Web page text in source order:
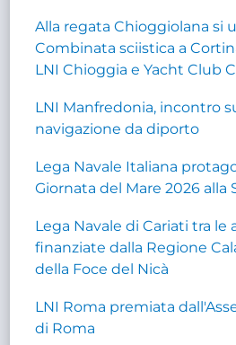
Alla regata Chioggiolana si
Combinata sciistica a
LNI Chioggia e Yacht Club
LNI Manfredonia, incontro
navigazione da diporto
Lega Navale Italiana
Giornata del Mare 2026 alla
Lega Navale di Cariati tra le
finanziate dalla Regione
della Foce del Nicà
LNI Roma premiata
di Roma